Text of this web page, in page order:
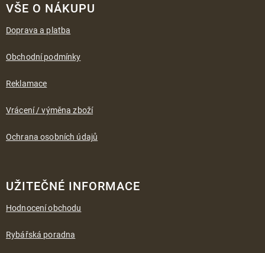
VŠE O NÁKUPU
Doprava a platba
Obchodní podmínky
Reklamace
Vrácení / výměna zboží
Ochrana osobních údajů
UŽITEČNÉ INFORMACE
Hodnocení obchodu
Rybářská poradna